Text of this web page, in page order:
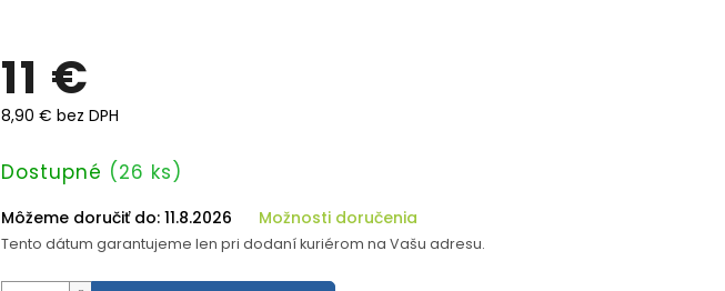
11 €
8,90 € bez DPH
Jednotková
Dostupné (26 ks)
Môžeme doručiť do: 11.8.2026 Možnosti doručenia
Tento dátum garantujeme len pri dodaní kuriérom na Vašu adresu.